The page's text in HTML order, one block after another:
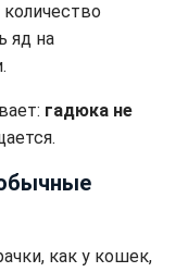
яд на
гадюка не
как у кошек,